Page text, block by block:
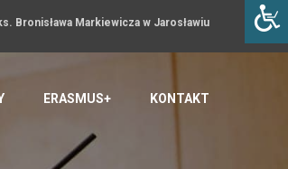
Bronisława Markiewicza w Jarosławiu
ERASMUS+ KONTAKT